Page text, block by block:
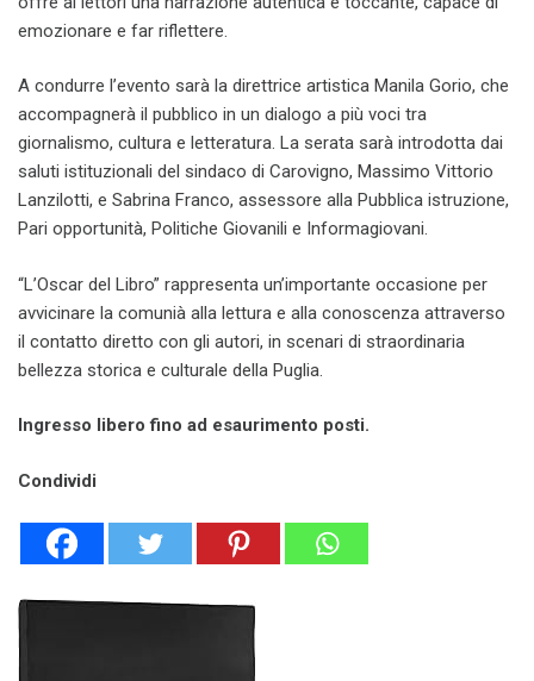
emozionare e far riflettere.
A condurre l’evento sarà la direttrice artistica Manila Gorio, che
accompagnerà il pubblico in un dialogo a più voci tra
giornalismo, cultura e letteratura. La serata sarà introdotta dai
saluti istituzionali del sindaco di Carovigno, Massimo Vittorio
Lanzilotti, e Sabrina Franco, assessore alla Pubblica istruzione,
Pari opportunità, Politiche Giovanili e Informagiovani.
“L’Oscar del Libro” rappresenta un’importante occasione per
avvicinare la comunià alla lettura e alla conoscenza attraverso
il contatto diretto con gli autori, in scenari di straordinaria
bellezza storica e culturale della Puglia.
Ingresso libero fino ad esaurimento posti.
Condividi